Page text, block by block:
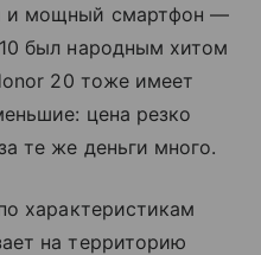
и мощный смартфон —
был народным хитом
20 тоже имеет
цена резко
те же деньги много.
характеристикам
на территорию